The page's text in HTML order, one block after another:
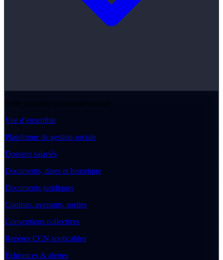
Votre co-pilote conformité sociale
Vue d’ensemble
Plateforme de gestion sociale
Dossiers salariés
Documents, dates et historique
Documents juridiques
Contrats, avenants, sorties
Conventions collectives
Repères CCN applicables
Échéances & alertes